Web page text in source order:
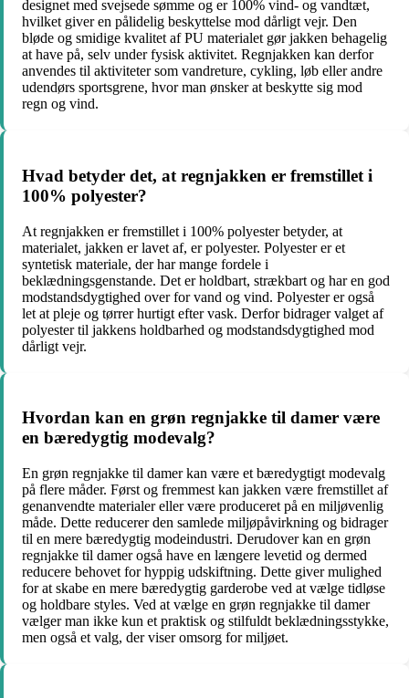
designet med svejsede sømme og er 100% vind- og vandtæt,
hvilket giver en pålidelig beskyttelse mod dårligt vejr. Den
bløde og smidige kvalitet af PU materialet gør jakken behagelig
at have på, selv under fysisk aktivitet. Regnjakken kan derfor
anvendes til aktiviteter som vandreture, cykling, løb eller andre
udendørs sportsgrene, hvor man ønsker at beskytte sig mod
regn og vind.
Hvad betyder det, at regnjakken er fremstillet i
100% polyester?
At regnjakken er fremstillet i 100% polyester betyder, at
materialet, jakken er lavet af, er polyester. Polyester er et
syntetisk materiale, der har mange fordele i
beklædningsgenstande. Det er holdbart, strækbart og har en god
modstandsdygtighed over for vand og vind. Polyester er også
let at pleje og tørrer hurtigt efter vask. Derfor bidrager valget af
polyester til jakkens holdbarhed og modstandsdygtighed mod
dårligt vejr.
Hvordan kan en grøn regnjakke til damer være
en bæredygtig modevalg?
En grøn regnjakke til damer kan være et bæredygtigt modevalg
på flere måder. Først og fremmest kan jakken være fremstillet af
genanvendte materialer eller være produceret på en miljøvenlig
måde. Dette reducerer den samlede miljøpåvirkning og bidrager
til en mere bæredygtig modeindustri. Derudover kan en grøn
regnjakke til damer også have en længere levetid og dermed
reducere behovet for hyppig udskiftning. Dette giver mulighed
for at skabe en mere bæredygtig garderobe ved at vælge tidløse
og holdbare styles. Ved at vælge en grøn regnjakke til damer
vælger man ikke kun et praktisk og stilfuldt beklædningsstykke,
men også et valg, der viser omsorg for miljøet.